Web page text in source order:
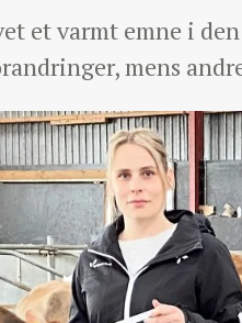
et varmt emne i
mens